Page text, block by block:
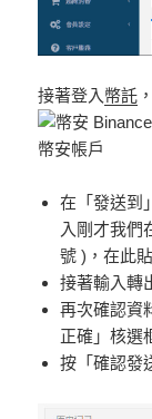
接著登入 幣託
在「發送到
入剛才我們
號 )，在此
接著輸入轉
再次確認資
正確」核選
按「確認發